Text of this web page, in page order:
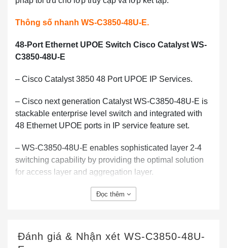
Thông số nhanh WS-C3850-48U-E.
48-Port Ethernet UPOE Switch Cisco Catalyst WS-
C3850-48U-E
– Cisco Catalyst 3850 48 Port UPOE IP Services.
– Cisco next generation Catalyst WS-C3850-48U-E is
stackable enterprise level switch and integrated with
48 Ethernet UPOE ports in IP service feature set.
– WS-C3850-48U-E enables sophisticated layer 2-4
switching capability by providing the optimal solution
for access layer and aggregation layer.
Bảng 1 cho thấy các thông số nhanh.
Loại bao vây
1 RU
Bộ tính năng
Đọc thêm
Đánh giá & Nhận xét WS-C3850-48U-